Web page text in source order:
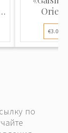
Orient
отк...
€3.00
по